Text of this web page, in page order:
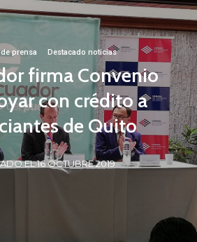
prensa · Destacado noticias
firma Convenio
con crédito a
de Quito
EL 16 OCTUBRE 2019